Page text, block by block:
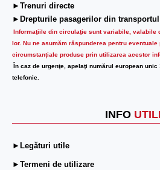
►Trenuri directe
►Drepturile pasagerilor din
Informaţiile din circulaţie sunt variabile, valabile
lor. Nu ne asumăm răspunderea pentru
circumstanțiale produse prin utilizarea acestor
În caz de urgenţe, apelaţi numărul european
telefonie.
INFO
►Legături utile
►Termeni de utilizare